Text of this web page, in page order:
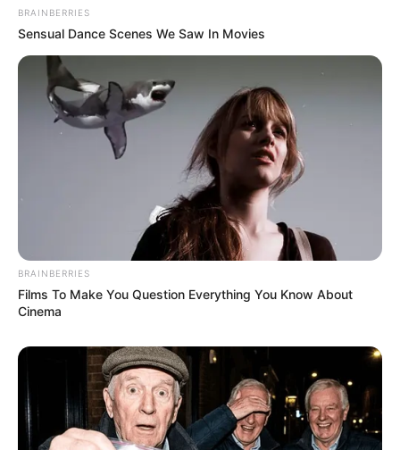
BRAINBERRIES
Sensual Dance Scenes We Saw In Movies
BRAINBERRIES
Films To Make You Question Everything You Know About
Cinema